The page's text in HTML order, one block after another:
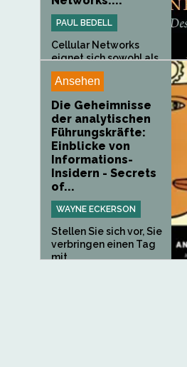
PAUL BEDELL
Cellular Networks
eignet sich sowohl als...
Ansehen
Die Geheimnisse
der analytischen
Führungskräfte:
Einblicke von
Informations-
Insidern - Secrets
of...
WAYNE ECKERSON
Stellen Sie sich vor, Sie
verbringen einen Tag
mit...